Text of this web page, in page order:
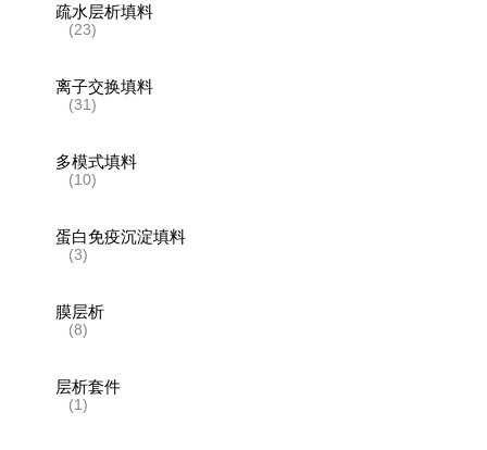
疏水层析填料
(23)
离子交换填料
(31)
多模式填料
(10)
蛋白免疫沉淀填料
(3)
膜层析
(8)
层析套件
(1)